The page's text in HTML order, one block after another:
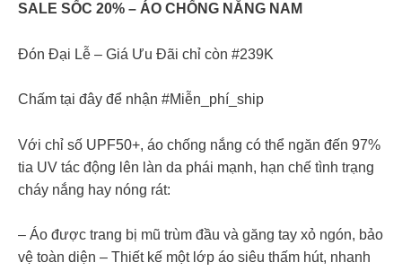
SALE SỐC 20% – ÁO CHỐNG NẮNG NAM
Đón Đại Lễ – Giá Ưu Đãi chỉ còn #239K
Chấm tại đây để nhận #Miễn_phí_ship
Với chỉ số UPF50+, áo chống nắng có thể ngăn đến 97%
tia UV tác động lên làn da phái mạnh, hạn chế tình trạng
cháy nắng hay nóng rát:
– Áo được trang bị mũ trùm đầu và găng tay xỏ ngón, bảo
vệ toàn diện – Thiết kế một lớp áo siêu thấm hút, nhanh